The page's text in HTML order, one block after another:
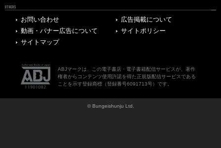
OTHERS
お問い合わせ
広告掲載について
動画・バナー広告について
サイトポリシー
サイトマップ
ABJマークは、この電子書店・電子書籍配信サービスが、著作
権者からコンテンツ使用許諾を得た正規版配信サービスである
ことを示す登録商標（登録番号6091713号）です。
© Bungeishunju Ltd.